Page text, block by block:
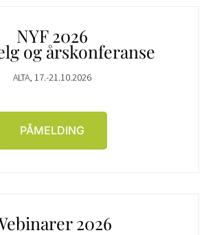
NYF 2026
og årskonferanse
ALTA, 17.-21.10.2026
PÅMELDING
2026